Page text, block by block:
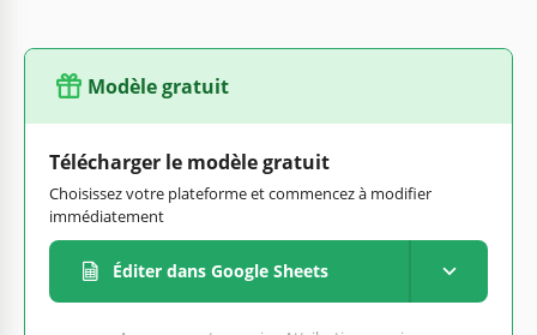
Modèle gratuit
Télécharger le modèle gratuit
Choisissez votre plateforme et commencez à modifier
immédiatement
Éditer dans Google Sheets